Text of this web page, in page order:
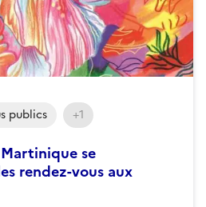
se
rendez-vous aux
publics +1